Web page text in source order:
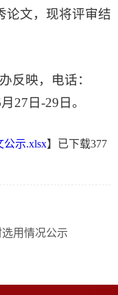
论文，现将评审结
反映，电话：
27日-29日。
公示.xlsx】已下载377
用情况公示